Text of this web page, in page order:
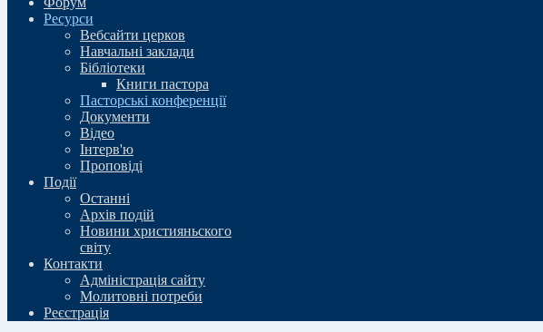
Ресурси
Вебсайти церков
Навчальні заклади
Бібліотеки
Книги пастора
Пасторські конференції
Документи
Відео
Iнтерв'ю
Проповіді
Події
Останні
Архів подій
Новини християньского
свiту
Контакти
Адміністрація сайту
Молитовні потреби
Реєстрація